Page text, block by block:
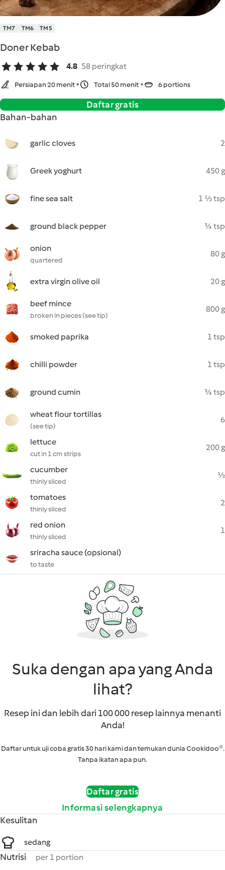
TM7 TM6 TM5
Doner Kebab
4.8 58 peringkat
Persiapan 20 menit Total 50 menit 6 portions
Daftar gratis
Bahan-bahan
garlic cloves 2
Greek yoghurt 450 g
fine sea salt 1 ½ tsp
ground black pepper ¾ tsp
onion
quartered
80 g
extra virgin olive oil 20 g
beef mince
broken in pieces (see tip)
800 g
smoked paprika 1 tsp
chilli powder 1 tsp
ground cumin ¾ tsp
wheat flour tortillas
(see tip)
6
lettuce
cut in 1 cm strips
200 g
cucumber
thinly sliced
½
tomatoes
thinly sliced
2
red onion
thinly sliced
1
sriracha sauce (opsional)
to taste
Suka dengan apa yang Anda
lihat?
Resep ini dan lebih dari 100 000 resep lainnya menanti
Anda!
Daftar untuk uji coba gratis 30 hari kami dan temukan dunia Cookidoo®.
Tanpa ikatan apa pun.
Daftar gratis
Informasi selengkapnya
Kesulitan
sedang
Nutrisi per 1 portion